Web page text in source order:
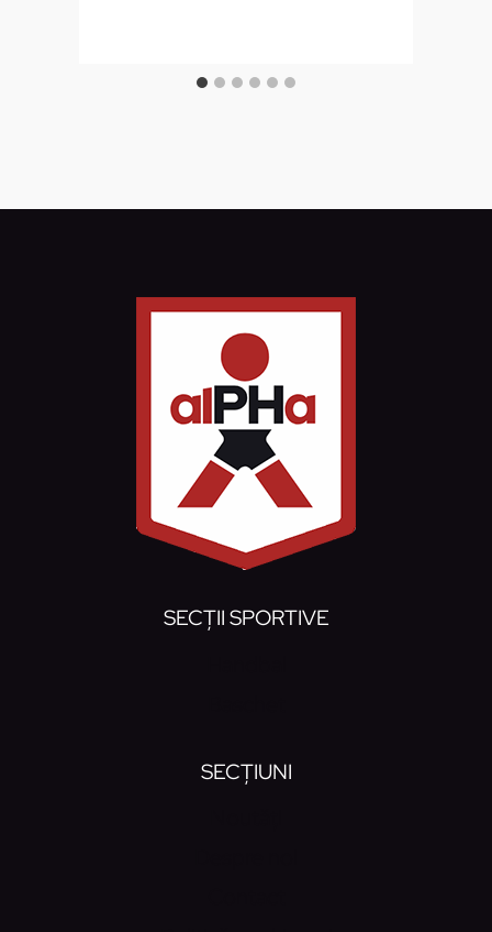
SECȚII SPORTIVE
SECȚIUNI